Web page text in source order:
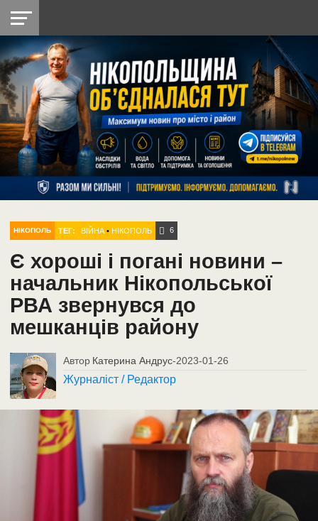
НІКОПОЛЬ
РАЙОН
СІЧЕСЛАВСЬКА
УКРАЇНА
РЕТРО
НІКОПОЛЬ
ЛАЙТ
УКРАЇНА
ДОПОМОГА
РАДІО
НІКОПОЛЬ ТЕГ: ВІЙНА •НІКОПОЛЬ 6
Є хороші і погані новини –
начальник Нікопольської
РВА звернувся до
мешканців району
Автор Катерина Андрус-2023-01-26
Журналіст / Редактор